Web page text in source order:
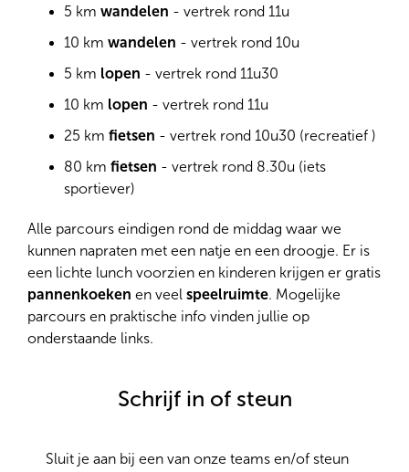
5 km wandelen - vertrek rond 11u
10 km wandelen - vertrek rond 10u
5 km lopen - vertrek rond 11u30
10 km lopen - vertrek rond 11u
25 km fietsen - vertrek rond 10u30 (recreatief )
80 km fietsen - vertrek rond 8.30u (iets
sportiever)
Alle parcours eindigen rond de middag waar we
kunnen napraten met een natje en een droogje. Er is
een lichte lunch voorzien en kinderen krijgen er gratis
pannenkoeken en veel speelruimte. Mogelijke
parcours en praktische info vinden jullie op
onderstaande links.
Schrijf in of steun
Sluit je aan bij een van onze teams en/of steun